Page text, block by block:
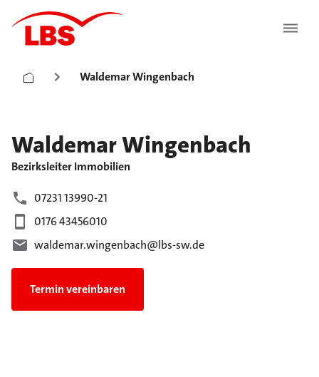
Waldemar Wingenbach
WaldemarWingenbach
Bezirksleiter Immobilien
07231 13990-21
0176 43456010
waldemar.wingenbach@lbs-sw.de
Termin vereinbaren